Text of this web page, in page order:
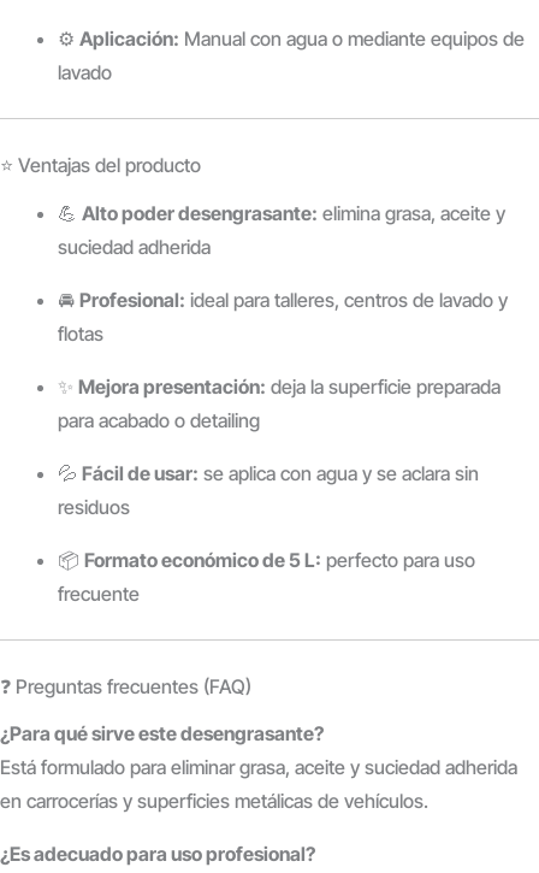
⚙️ Aplicación: Manual con agua o mediante equipos de
lavado
⭐ Ventajas del producto
💪 Alto poder desengrasante: elimina grasa, aceite y
suciedad adherida
🚘 Profesional: ideal para talleres, centros de lavado y
flotas
✨ Mejora presentación: deja la superficie preparada
para acabado o detailing
💦 Fácil de usar: se aplica con agua y se aclara sin
residuos
📦 Formato económico de 5 L: perfecto para uso
frecuente
❓ Preguntas frecuentes (FAQ)
¿Para qué sirve este desengrasante?
Está formulado para eliminar grasa, aceite y suciedad adherida
en carrocerías y superficies metálicas de vehículos.
¿Es adecuado para uso profesional?